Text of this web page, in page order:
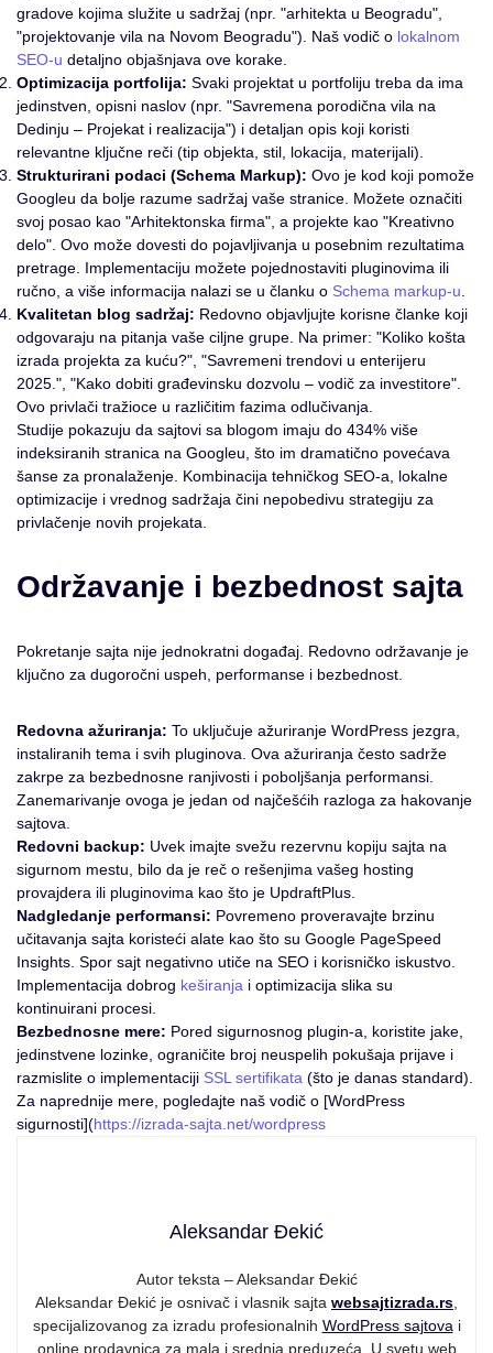
gradove kojima služite u sadržaj (npr. "arhitekta u Beogradu",
"projektovanje vila na Novom Beogradu"). Naš vodič o lokalnom
SEO-u detaljno objašnjava ove korake.
Optimizacija portfolija: Svaki projektat u portfoliju treba da ima
jedinstven, opisni naslov (npr. "Savremena porodična vila na
Dedinju – Projekat i realizacija") i detaljan opis koji koristi
relevantne ključne reči (tip objekta, stil, lokacija, materijali).
Strukturirani podaci (Schema Markup): Ovo je kod koji pomože
Googleu da bolje razume sadržaj vaše stranice. Možete označiti
svoj posao kao "Arhitektonska firma", a projekte kao "Kreativno
delo". Ovo može dovesti do pojavljivanja u posebnim rezultatima
pretrage. Implementaciju možete pojednostaviti pluginovima ili
ručno, a više informacija nalazi se u članku o Schema markup-u
Kvalitetan blog sadržaj: Redovno objavljujte korisne članke koji
odgovaraju na pitanja vaše ciljne grupe. Na primer: "Koliko košta
izrada projekta za kuću?", "Savremeni trendovi u enterijeru
2025.", "Kako dobiti građevinsku dozvolu – vodič za investitore".
Ovo privlači tražioce u različitim fazima odlučivanja.
Studije pokazuju da sajtovi sa blogom imaju do 434% više
indeksiranih stranica na Googleu, što im dramatično povećava
šanse za pronalaženje. Kombinacija tehničkog SEO-a, lokalne
optimizacije i vrednog sadržaja čini nepobedivu strategiju za
privlačenje novih projekata.
Održavanje i bezbednost sajta
Pokretanje sajta nije jednokratni događaj. Redovno održavanje je
ključno za dugoročni uspeh, performanse i bezbednost.
Redovna ažuriranja: To uključuje ažuriranje WordPress jezgra,
instaliranih tema i svih pluginova. Ova ažuriranja često sadrže
zakrpe za bezbednosne ranjivosti i poboljšanja performansi.
Zanemarivanje ovoga je jedan od najčešćih razloga za hakovanje
sajtova.
Redovni backup: Uvek imajte svežu rezervnu kopiju sajta na
sigurnom mestu, bilo da je reč o rešenjima vašeg hosting
provajdera ili pluginovima kao što je UpdraftPlus.
Nadgledanje performansi: Povremeno proveravajte brzinu
učitavanja sajta koristeći alate kao što su Google PageSpeed
Insights. Spor sajt negativno utiče na SEO i korisničko iskustvo.
Implementacija dobrog keširanja i optimizacija slika su
kontinuirani procesi.
Bezbednosne mere: Pored sigurnosnog plugin-a, koristite jake,
jedinstvene lozinke, ograničite broj neuspelih pokušaja prijave i
razmislite o implementaciji SSL sertifikata (što je danas standard).
Za naprednije mere, pogledajte naš vodič o [WordPress
sigurnosti](https://izrada-sajta.net/wordpress
Aleksandar Đekić
Autor teksta – Aleksandar Đekić
Aleksandar Đekić je osnivač i vlasnik sajta websajtizrada.rs
specijalizovanog za izradu profesionalnih WordPress sajtova i
online prodavnica za mala i srednja preduzeća. U svetu web